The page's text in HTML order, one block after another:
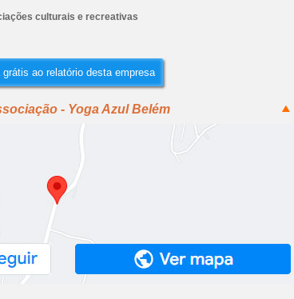
culturais e recreativas
grátis ao relatório desta empresa
- Yoga Azul Belém